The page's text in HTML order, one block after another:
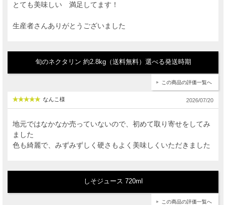
とても美味しい 満足してます！
生産者さんありがとうございました
旬のネクタリン 約2.8kg（送料無料）選べる発送時期
この商品の評価一覧へ
なんこ様 2026/07/20
地元ではなかなか売っていないので、初めて取り寄せをしてみ
ました
色も綺麗で、みずみずしく硬さもよく美味しくいただきました
しそジュース 720ml
この商品の評価一覧へ